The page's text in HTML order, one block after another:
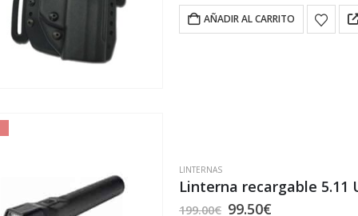
AÑADIR AL CARRITO
LINTERNAS
Linterna recargable 5.11
199.00€ El
99.50€El